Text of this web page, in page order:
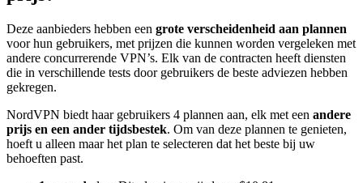
Deze aanbieders hebben een grote verscheidenheid aan plannen
voor hun gebruikers, met prijzen die kunnen worden vergeleken met
andere concurrerende VPN’s. Elk van de contracten heeft diensten
die in verschillende tests door gebruikers de beste adviezen hebben
gekregen.
NordVPN biedt haar gebruikers 4 plannen aan, elk met een andere
prijs en een ander tijdsbestek. Om van deze plannen te genieten,
hoeft u alleen maar het plan te selecteren dat het beste bij uw
behoeften past.